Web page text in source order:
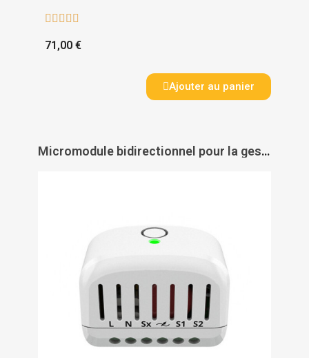
    
71,00 €
Ajouter au panier
Micromodule bidirectionnel pour la gestion des éclairages et de l'intensité lumineuse - NICE